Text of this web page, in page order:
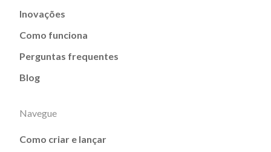
Inovações
Como funciona
Perguntas frequentes
Blog
Navegue
Como criar e lançar